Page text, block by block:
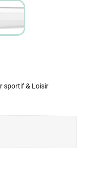
sportif & Loisir